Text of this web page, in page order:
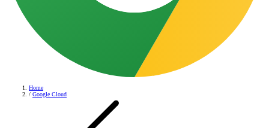
Home
/ Google Cloud